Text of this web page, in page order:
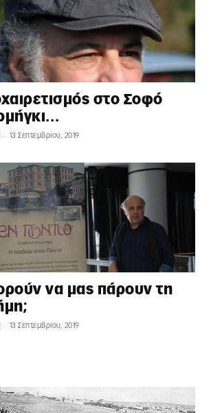
στο Σοφό
- 13 Σεπτεμβρίου, 2019
να μας πάρουν τη
- 13 Σεπτεμβρίου, 2019